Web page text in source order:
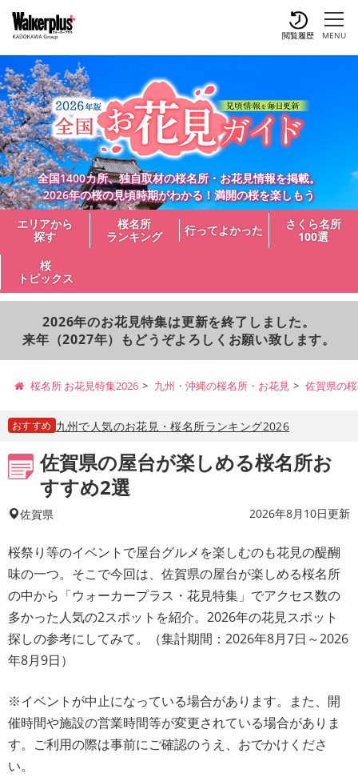
MENU
閲覧履歴
全国1400カ所、独自取材の桜名所・お花見情報を掲載。
2026年の桜の見頃時期がわかる！満開の桜を楽しもう
エリアから
探す
桜名所
ランキング
行ってよかった
さくら名所
100選
桜
トピックス
2026年のお花見特集は更新を終了しました。
来年（2027年）もどうぞよろしくお願い致します。
桜名所 お花見特集2026 九州・沖縄の桜名所・お花見 佐賀県の
おすすめ 九州で人気のお花見・桜名所ランキング2026
佐賀県の屋台が楽しめる桜名所お
すすめ2選
佐賀県 2026年8月10日更新
桜祭り等のイベントで屋台グルメを楽しむのも花見の醍醐
味の一つ。そこで今回は、佐賀県の屋台が楽しめる桜名所
の中から「ウォーカープラス・花見特集」でアクセス数の
多かった人気の2スポットを紹介。2026年の花見スポット
探しの参考にしてみて。（集計期間：2026年8月7日～2026
年8月9日）
※イベントが中止になっている場合があります。また、開
催時間や施設の営業時間等が変更されている場合がありま
す。ご利用の際は事前にご確認のうえ、おでかけくださ
い。